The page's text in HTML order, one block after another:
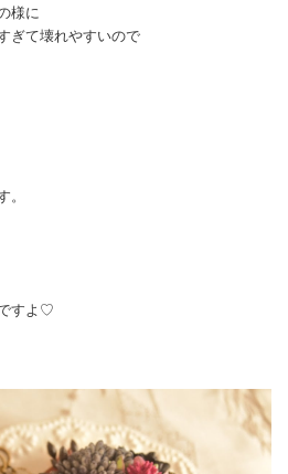
様に
ぎて壊れやすいので
。
すよ♡